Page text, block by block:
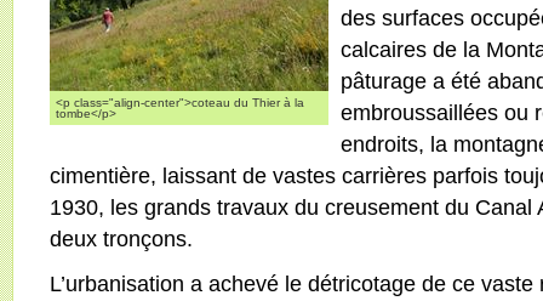
<p class="align-center">coteau du Thier à la
tombe</p>
des surfaces
calcaires de la
pâturage a été
embroussaillées ou
endroits, la
cimentière, laissant de vastes carrières parfois
1930, les grands travaux du creusement du
deux tronçons.
L’urbanisation a achevé le détricotage de ce